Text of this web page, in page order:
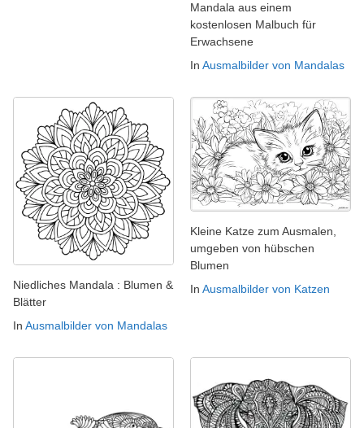
Mandala aus einem
kostenlosen Malbuch für
Erwachsene
In Ausmalbilder von Mandalas
Niedliches Mandala : Blumen &
Blätter
In Ausmalbilder von Mandalas
Kleine Katze zum Ausmalen,
umgeben von hübschen
Blumen
In Ausmalbilder von Katzen